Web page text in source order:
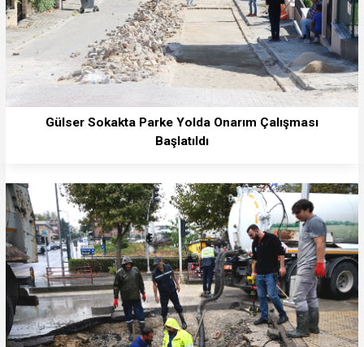
Gülser Sokakta Parke Yolda Onarım Çalışması
Başlatıldı